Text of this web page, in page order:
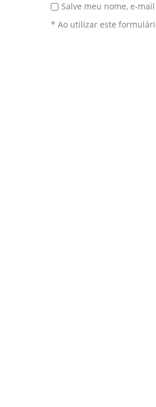
Salve meu nome, e-
* Ao utilizar este